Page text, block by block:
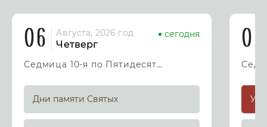
06 Августа, 2026 год
Четверг
сегодня
Седмица 10-я по Пятидесятнице
Дни памяти Святых
07